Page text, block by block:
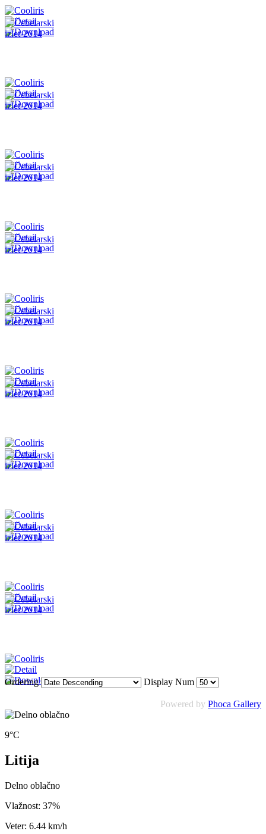
Ordering Display Num
Powered by Phoca Gallery
9°C
Litija
Delno oblačno
Vlažnost: 37%
Veter: 6.44 km/h